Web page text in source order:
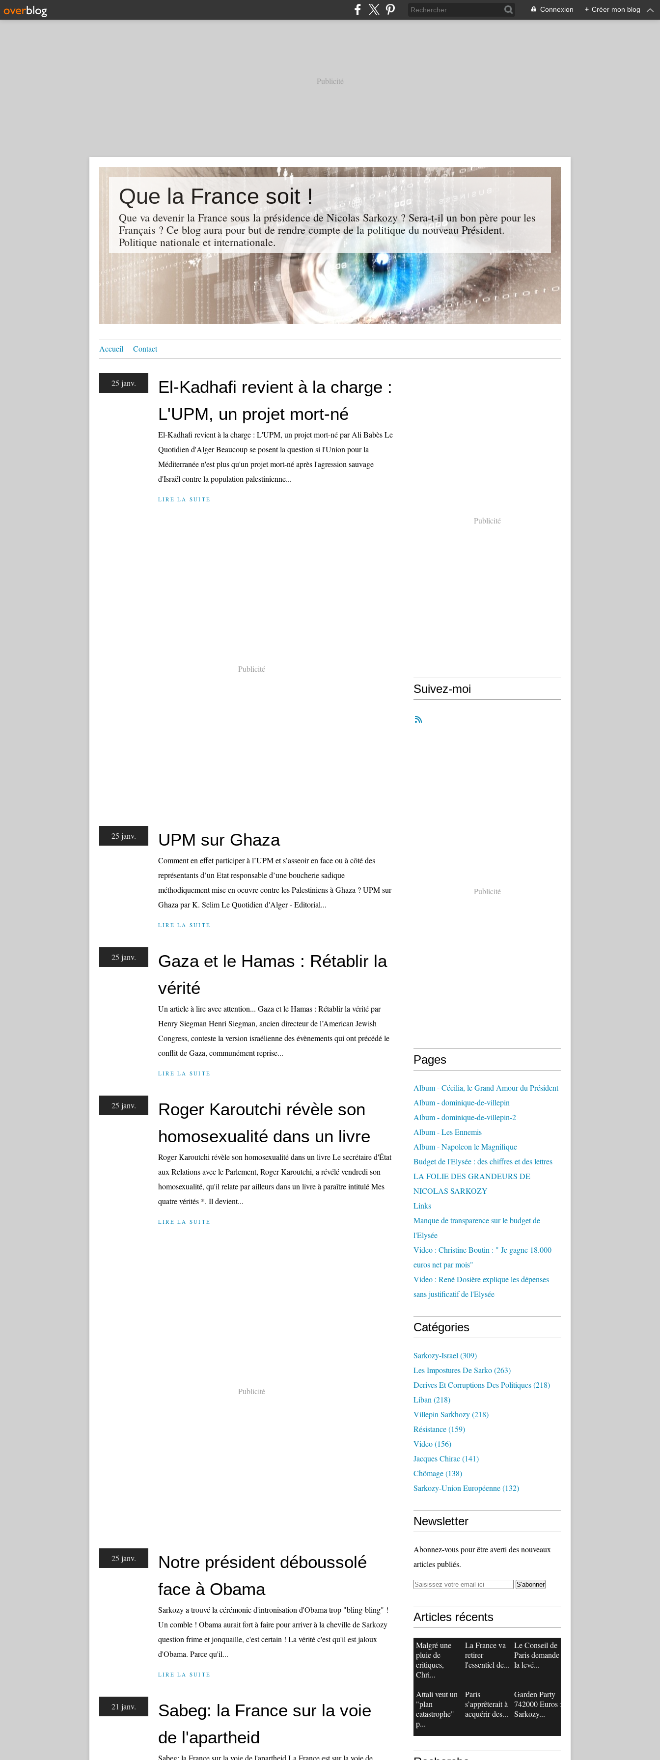
Connexion + Créer mon blog
Publicité
Que la France soit !
Que va devenir la France sous la présidence de Nicolas Sarkozy ? Sera-t-il un bon père pour les
Français ? Ce blog aura pour but de rendre compte de la politique du nouveau Président.
Politique nationale et internationale.
Accueil Contact
25 janv.
El-Kadhafi revient à la charge :
L'UPM, un projet mort-né
El-Kadhafi revient à la charge : L'UPM, un projet mort-né par Ali Babès Le
Quotidien d'Alger Beaucoup se posent la question si l'Union pour la
Méditerranée n'est plus qu'un projet mort-né après l'agression sauvage
d'Israël contre la population palestinienne...
LIRE LA SUITE
Publicité
25 janv. UPM sur Ghaza
Comment en effet participer à l’UPM et s’asseoir en face ou à côté des
représentants d’un Etat responsable d’une boucherie sadique
méthodiquement mise en oeuvre contre les Palestiniens à Ghaza ? UPM sur
Ghaza par K. Selim Le Quotidien d'Alger - Editorial...
LIRE LA SUITE
25 janv.
Gaza et le Hamas : Rétablir la
vérité
Un article à lire avec attention... Gaza et le Hamas : Rétablir la vérité par
Henry Siegman Henri Siegman, ancien directeur de l’American Jewish
Congress, conteste la version israélienne des évènements qui ont précédé le
conflit de Gaza, communément reprise...
LIRE LA SUITE
25 janv.
Roger Karoutchi révèle son
homosexualité dans un livre
Roger Karoutchi révèle son homosexualité dans un livre Le secrétaire d'État
aux Relations avec le Parlement, Roger Karoutchi, a révélé vendredi son
homosexualité, qu'il relate par ailleurs dans un livre à paraître intitulé Mes
quatre vérités *. Il devient...
LIRE LA SUITE
Publicité
25 janv.
Notre président déboussolé
face à Obama
Sarkozy a trouvé la cérémonie d'intronisation d'Obama trop "bling-bling" !
Un comble ! Obama aurait fort à faire pour arriver à la cheville de Sarkozy
question frime et jonquaille, c'est certain ! La vérité c'est qu'il est jaloux
d'Obama. Parce qu'il...
LIRE LA SUITE
21 janv.
Sabeg: la France sur la voie
de l'apartheid
Sabeg: la France sur la voie de l'apartheid La France est sur la voie de
Publicité
Suivez-moi
Publicité
Pages
Album - Cécilia, le Grand Amour du Président
Album - dominique-de-villepin
Album - dominique-de-villepin-2
Album - Les Ennemis
Album - Napoleon le Magnifique
Budget de l'Elysée : des chiffres et des lettres
LA FOLIE DES GRANDEURS DE
NICOLAS SARKOZY
Links
Manque de transparence sur le budget de
l'Elysée
Video : Christine Boutin : " Je gagne 18.000
euros net par mois"
Video : René Dosière explique les dépenses
sans justificatif de l'Elysée
Catégories
Sarkozy-Israel (309)
Les Impostures De Sarko(263)
Derives Et Corruptions Des Politiques(218)
Liban (218)
Villepin Sarkhozy(218)
Résistance(159)
Video(156)
Jacques Chirac(141)
Chômage(138)
Sarkozy-Union Européenne(132)
Newsletter
Abonnez-vous pour être averti des nouveaux
articles publiés.
Articles récents
Malgré une
pluie de
critiques,
Chri...
La France va
retirer
l'essentiel de...
Le Conseil de
Paris demande
la levé...
Attali veut un
"plan
catastrophe"
p...
Paris
s’apprêterait à
acquérir des...
Garden Party
742000 Euros :
Sarkozy...